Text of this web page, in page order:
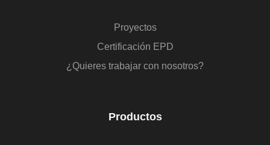
Proyectos
Certificación EPD
¿Quieres trabajar con nosotros?
Productos